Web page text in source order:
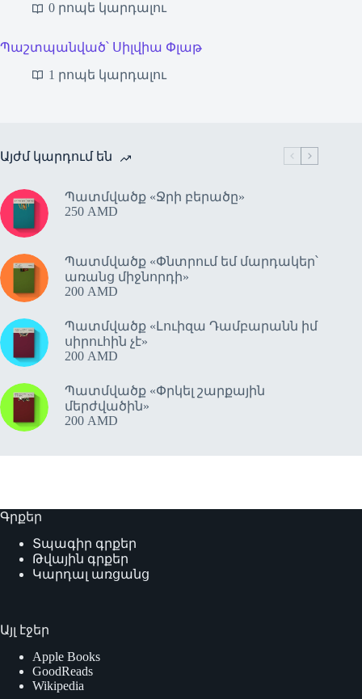
0 րոպե կարդալու
Պաշտպանված՝ Սիլվիա Փլաթ
1 րոպե կարդալու
Այժմ կարդում են
Պատմվածք «Ջրի բերածը»
250 AMD
Պատմվածք «Փնտրում եմ մարդակեր՝
առանց միջնորդի»
200 AMD
Պատմվածք «Լուիզա Դամբարանն իմ
սիրուհին չէ»
200 AMD
Պատմվածք «Փրկել շարքային
մերժվածին»
200 AMD
Գրքեր
Տպագիր գրքեր
Թվային գրքեր
Կարդալ առցանց
Այլ էջեր
Apple Books
GoodReads
Wikipedia